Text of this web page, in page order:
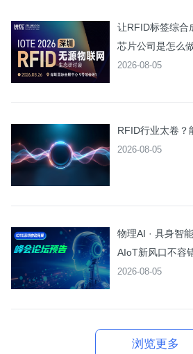
让RFID标签综合
芯片公司是怎么
2026-08-05
RFID行业太卷？
2026-08-05
物理AI · 具身智
AIoT新风口不容
2026-08-05
浏览更多